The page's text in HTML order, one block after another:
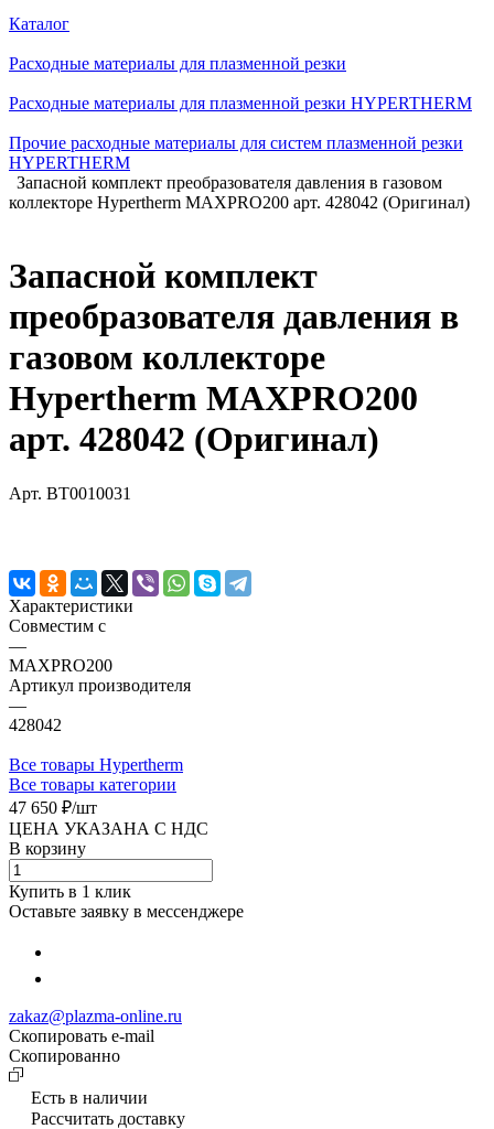
Каталог
Расходные материалы для плазменной резки
Расходные материалы для плазменной резки HYPERTHERM
Прочие расходные материалы для систем плазменной резки
HYPERTHERM
Запасной комплект преобразователя давления в газовом
коллекторе Hypertherm MAXPRO200 арт. 428042 (Оригинал)
Запасной комплект
преобразователя давления в
газовом коллекторе
Hypertherm MAXPRO200
арт. 428042 (Оригинал)
Арт. BT0010031
Характеристики
Совместим с
—
MAXPRO200
Артикул производителя
—
428042
Все товары Hypertherm
Все товары категории
47 650 ₽/шт
ЦЕНА УКАЗАНА С НДС
В корзину
Купить в 1 клик
Оставьте заявку в мессенджере
zakaz@plazma-online.ru
Скопировать e-mail
Cкопированно
Есть в наличии
Рассчитать доставку